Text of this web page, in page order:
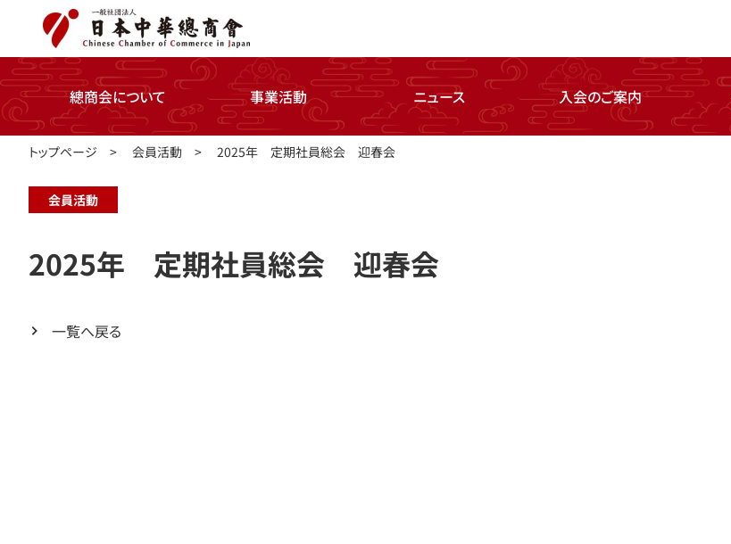
總商会について 事業活動 ニュース 入会のご案内
トップページ > 会員活動 > 2025年 定期社員総会 迎春会
会員活動
2025年 定期社員総会 迎春会
一覧へ戻る